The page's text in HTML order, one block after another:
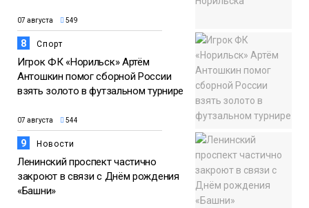
07 августа 549
8 Спорт
Игрок ФК «Норильск» Артём
Антошкин помог сборной России
взять золото в футзальном турнире
07 августа 544
9 Новости
Ленинский проспект частично
закроют в связи с Днём рождения
«Башни»